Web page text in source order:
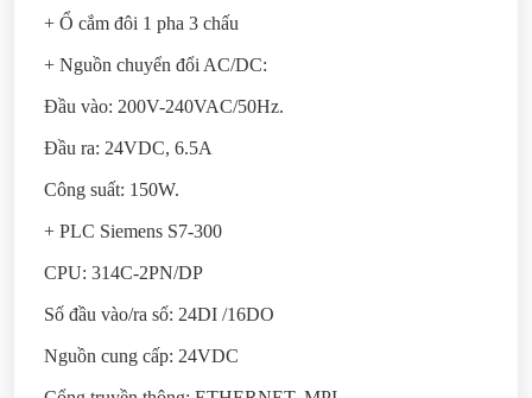
+ Ổ cắm đôi 1 pha 3 chấu
+ Nguồn chuyển đổi AC/DC:
Đầu vào: 200V-240VAC/50Hz.
Đầu ra: 24VDC, 6.5A
Công suất: 150W.
+ PLC Siemens S7-300
CPU: 314C-2PN/DP
Số đầu vào/ra số: 24DI /16DO
Nguồn cung cấp: 24VDC